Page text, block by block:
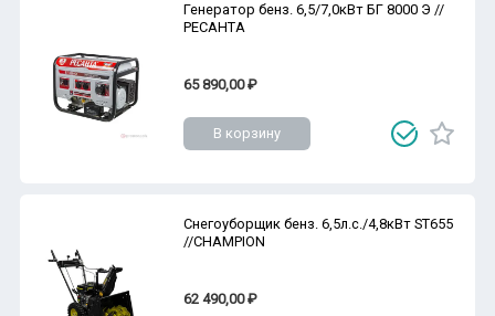
Генератор бенз. 6,5/7,0кВт БГ 8000 Э //
РЕСАНТА
65 890,00 ₽
В корзину
Снегоуборщик бенз. 6,5л.с./4,8кВт ST655
//CHAMPION
62 490,00 ₽